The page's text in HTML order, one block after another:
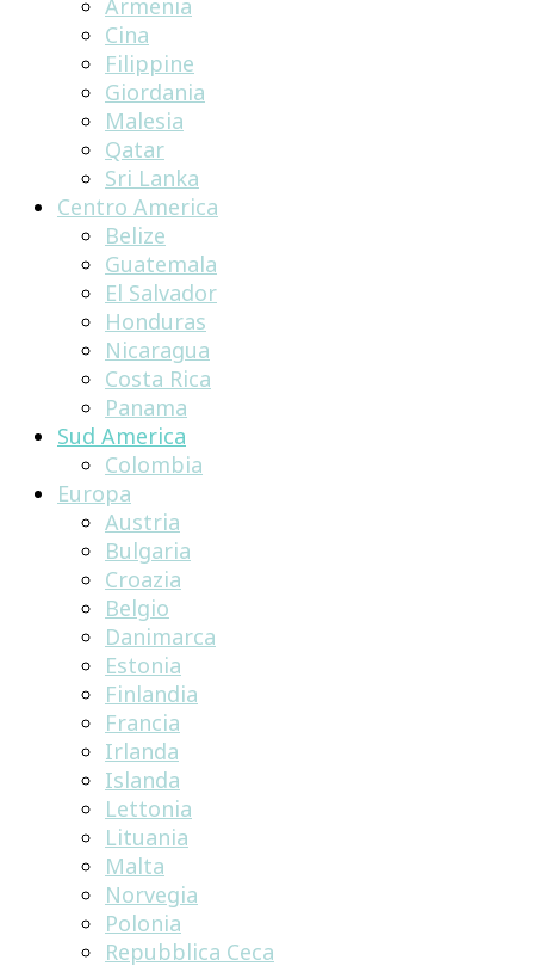
Armenia
Cina
Filippine
Giordania
Malesia
Qatar
Sri Lanka
Centro America
Belize
Guatemala
El Salvador
Honduras
Nicaragua
Costa Rica
Panama
Sud America
Colombia
Europa
Austria
Bulgaria
Croazia
Belgio
Danimarca
Estonia
Finlandia
Francia
Irlanda
Islanda
Lettonia
Lituania
Malta
Norvegia
Polonia
Repubblica Ceca